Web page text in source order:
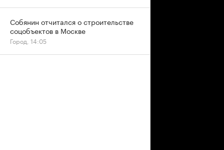
Собянин отчитался о строительстве
соцобъектов в Москве
Город, 14:05